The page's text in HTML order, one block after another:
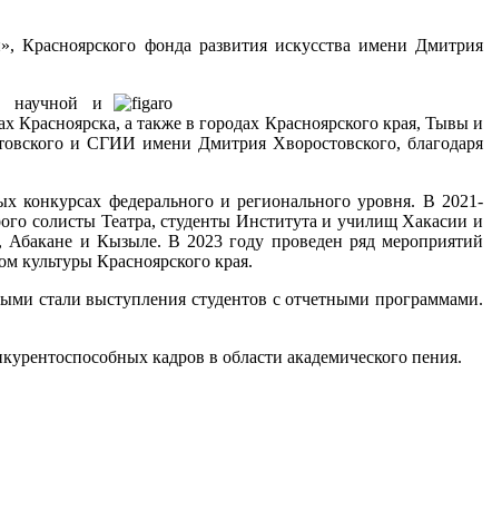
Красноярского фонда развития искусства имени Дмитрия
научной и
а также в городах Красноярского края, Тывы и
и СГИИ имени Дмитрия Хворостовского, благодаря
конкурсах федерального и регионального уровня. В 2021-
солисты Театра, студенты Института и училищ Хакасии и
и Кызыле. В 2023 году проведен ряд мероприятий
культуры Красноярского края.
стали выступления студентов с отчетными программами.
кадров в области академического пения.